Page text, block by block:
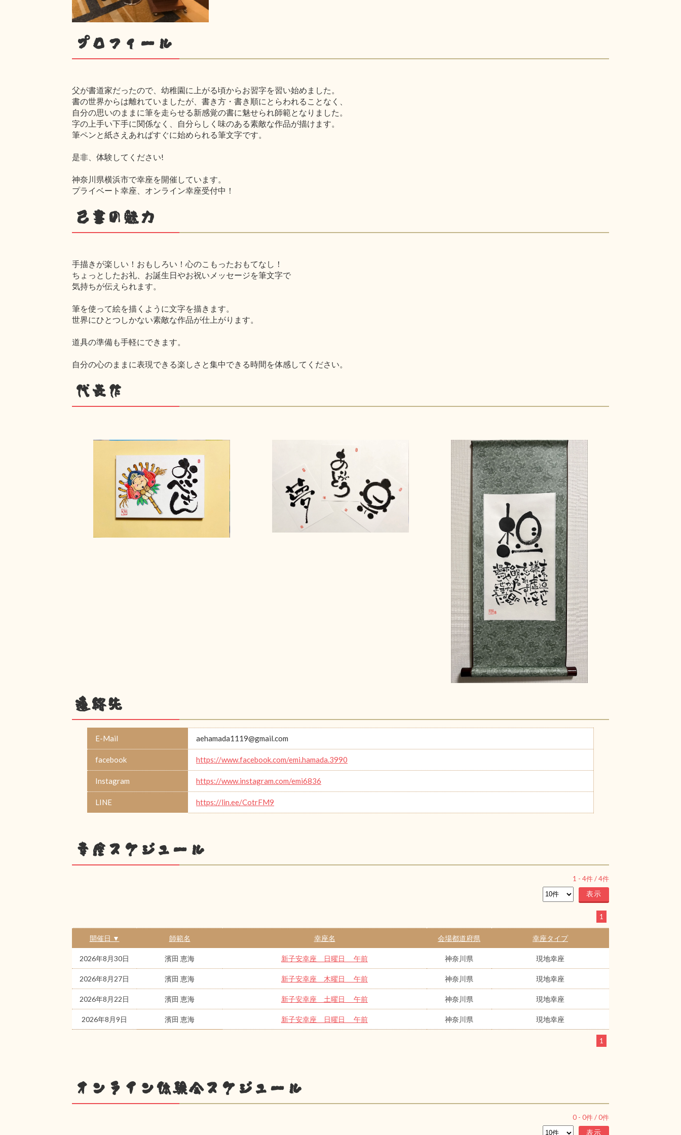
プロフィール
父が書道家だったので、幼稚園に上がる頃からお習字を習い始めました。
書の世界からは離れていましたが、書き方・書き順にとらわれることなく、
自分の思いのままに筆を走らせる新感覚の書に魅せられ師範となりました。
字の上手い下手に関係なく、自分らしく味のある素敵な作品が描けます。
筆ペンと紙さえあればすぐに始められる筆文字です。
是非、体験してください!
神奈川県横浜市で幸座を開催しています。
プライベート幸座、オンライン幸座受付中！
己書の魅力
手描きが楽しい！おもしろい！心のこもったおもてなし！
ちょっとしたお礼、お誕生日やお祝いメッセージを筆文字で
気持ちが伝えられます。
筆を使って絵を描くように文字を描きます。
世界にひとつしかない素敵な作品が仕上がります。
道具の準備も手軽にできます。
自分の心のままに表現できる楽しさと集中できる時間を体感してください。
代表作
連絡先
E-Mail aehamada1119@gmail.com
facebook https://www.facebook.com/emi.hamada.3990
Instagram https://www.instagram.com/emi6836
LINE https://lin.ee/CotrFM9
幸座スケジュール
1 - 4件 /4件
1
開催日 ▼ 師範名 幸座名 会場都道府県 幸座タイプ
2026年8月30日 濱田 恵海 新子安幸座 日曜日 午前 神奈川県 現地幸座
2026年8月27日 濱田 恵海 新子安幸座 木曜日 午前 神奈川県 現地幸座
2026年8月22日 濱田 恵海 新子安幸座 土曜日 午前 神奈川県 現地幸座
2026年8月9日 濱田 恵海 新子安幸座 日曜日 午前 神奈川県 現地幸座
1
オンライン体験会スケジュール
0 - 0件 /0件